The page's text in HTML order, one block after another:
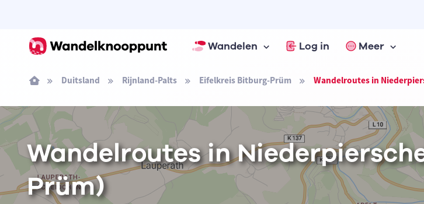
Wandelen Log in Meer
Duitsland Rijnland-Palts Eifelkreis Bitburg-Prüm Wandelroutes in
Wandelroutes in
Prüm)